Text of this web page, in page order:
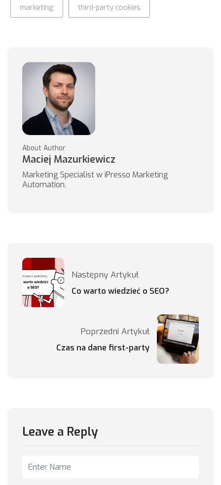
marketing third-party cookies
About Author
Maciej Mazurkiewicz
Marketing Specialist w iPresso Marketing
Automation.
Następny Artykuł
Co warto wiedzieć o SEO?
Poprzedni Artykuł
Czas na dane first-party
Leave a Reply